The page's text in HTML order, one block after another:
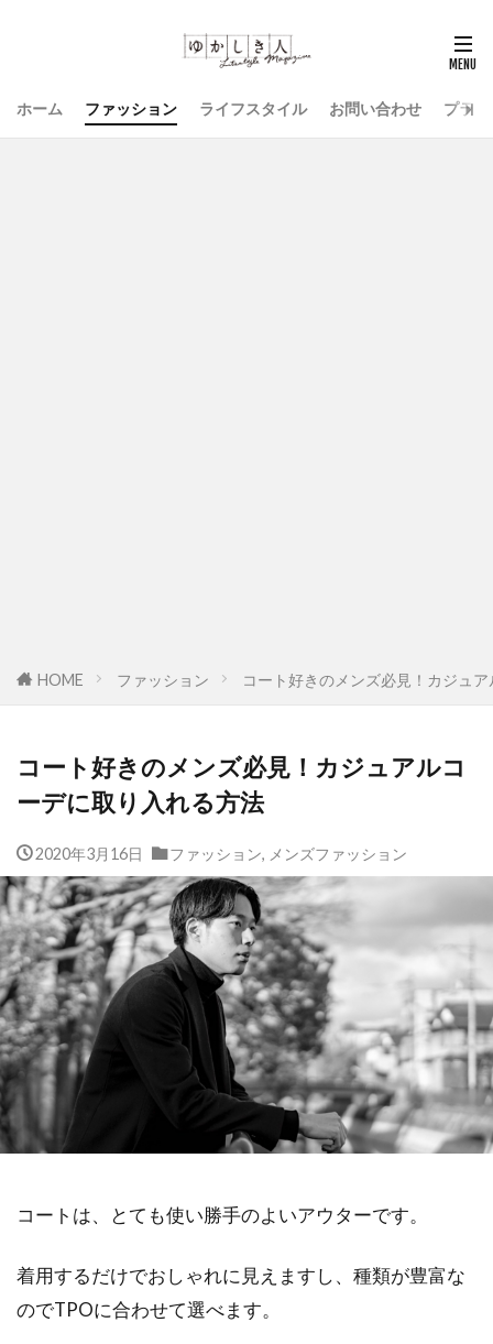
ホーム ファッション ライフスタイル お問い合わせ プラ
HOME ファッション コート好きのメンズ必見！カジュ
コート好きのメンズ必見！カジュアルコ
ーデに取り入れる方法
2020年3月16日 ファッション, メンズファッション
コートは、とても使い勝手のよいアウターです。
着用するだけでおしゃれに見えますし、種類が豊富な
のでTPOに合わせて選べます。